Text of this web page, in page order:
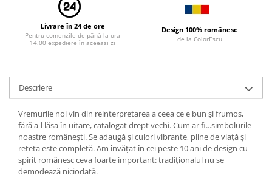
Livrare în 24 de ore
Pentru comenzile de până la ora
14.00 expediere în aceeași zi
Design 100% românesc
de la ColorEscu
Descriere
Vremurile noi vin din reinterpretarea a ceea ce e bun și frumos,
fără a-l lăsa în uitare, catalogat drept vechi. Cum ar fi...simbolurile
noastre românești. Se adaugă și culori vibrante, pline de viață și
rețeta este completă. Am învățat în cei peste 10 ani de design cu
spirit românesc ceva foarte important: tradiționalul nu se
demodează niciodată.